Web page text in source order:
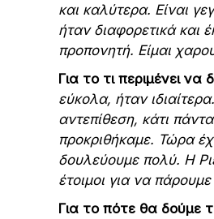
και καλύτερα. Είναι
ήταν διαφορετικά
προπονητή. Είμαι
Για το τι περιμένει
εύκολα, ήταν
αντεπίθεση, κάτι
προκριθήκαμε. Τώρα
δουλεύουμε πολύ. Η
έτοιμοι για να
Για το πότε θα δούμε